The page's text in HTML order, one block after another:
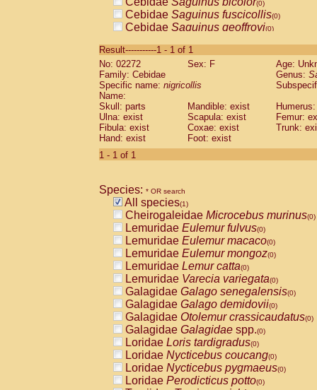
(0)
Cebidae Saguinus fuscicollis(0)
Cebidae Saguinus geoffroyi(0)
CebidaeSaguinus labiatus(0)
Cebidae Saguinus leucopus (0)
Cebidae
CebidaeSaguinus mystax
Cebidae Saguinus nigricollis (1)
Cebidae Saguinus oedipus
Cebidae Saguinus weddelli
Cebidae Saguinusspp.
Cebidae
CebidaeCebus capucinus
CebidaeCebus nigrivittatus
CebidaeCebus spp.(0)
CebidaeSaimiri boliviensis(0)
CebidaeSaimiri sciureus(0)
AtelidaeAlouatta caraya(0)
AtelidaeAlouatta fusca(0)
AtelidaeAlouatta seniculus(0)
AtelidaeAlouattaspp.(0)
AtelidaeAteles belzebuth(0)
AtelidaeAteles geoffroyi(0)
AtelidaeAteles paniscus(0)
AtelidaeAtelesspp.(0)
AtelidaeLagothrix lagothricha(0)
AtelidaeLagothrix lagothricha cana
PitheciidaeCacajao calvus
Result-----------1 - 1 of 1
No: 02272
Sex: F
Age:
Family: Cebidae
Genus:
Specific name: nigricollis
Name:
Skull: parts
Mandible: exist
Ulna: exist
Scapula: exist
Femur:
Fibula: exist
Coxae: exist
Trunk:
Hand: exist
Foot: exist
1 - 1 of 1
Species: * OR search
All species(1)
Cheirogaleidae Microcebus murinus(0)
Lemuridae Eulemur fulvus(0)
Lemuridae Eulemur macaco(0)
Lemuridae Eulemur mongoz(0)
Lemuridae Lemur catta(0)
Lemuridae Varecia variegata(0)
Galagidae Galago senegalensis(0)
Galagidae Galago demidovii(0)
Galagidae Otolemur crassicaudatus(0)
Galagidae Galagidae spp.(0)
Loridae Loris tardigradus(0)
Loridae Nycticebus coucang(0)
Loridae Nycticebus pygmaeus(0)
Loridae Perodicticus potto(0)